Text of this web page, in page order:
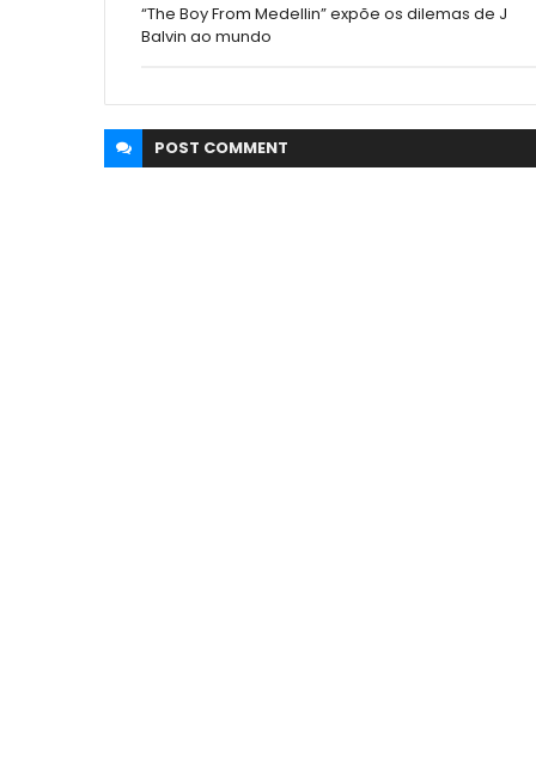
“The Boy From Medellin” expõe os dilemas de J
Balvin ao mundo
POST COMMENT